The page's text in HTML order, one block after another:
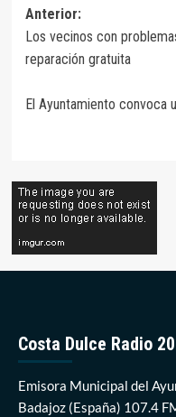
Navegación
de
entradas
Anterior:
Los vecinos con
reparación gratuita
El Ayuntamiento convoca
Costa Dulce Radio
Emisora Municipal del
Badajoz (España) 107.4